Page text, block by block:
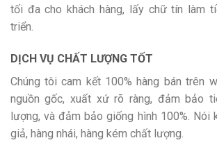
tối đa cho khách hàng, lấy chữ tín làm
triển.
DỊCH VỤ CHẤT LƯỢNG TỐT
Chúng tôi cam kết 100% hàng bán trên
nguồn gốc, xuất xứ rõ ràng, đảm bảo
lượng, và đảm bảo giống hình 100%. Nói
giả, hàng nhái, hàng kém chất lượng.